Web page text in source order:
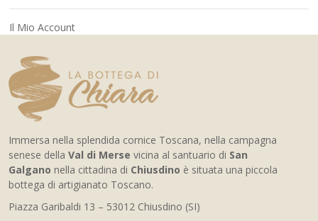
Il Mio Account
Immersa nella splendida cornice Toscana, nella campagna
senese della Val di Merse vicina al santuario di San
Galgano nella cittadina di Chiusdino è situata una piccola
bottega di artigianato Toscano.
Piazza Garibaldi 13 – 53012 Chiusdino (SI)